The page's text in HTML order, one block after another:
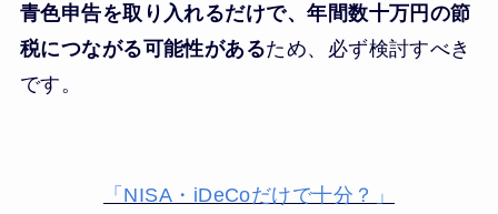
青色申告を取り入れるだけで、年間数十万円の節
税につながる可能性があるため、必ず検討すべき
です。
「NISA・iDeCoだけで十分？」